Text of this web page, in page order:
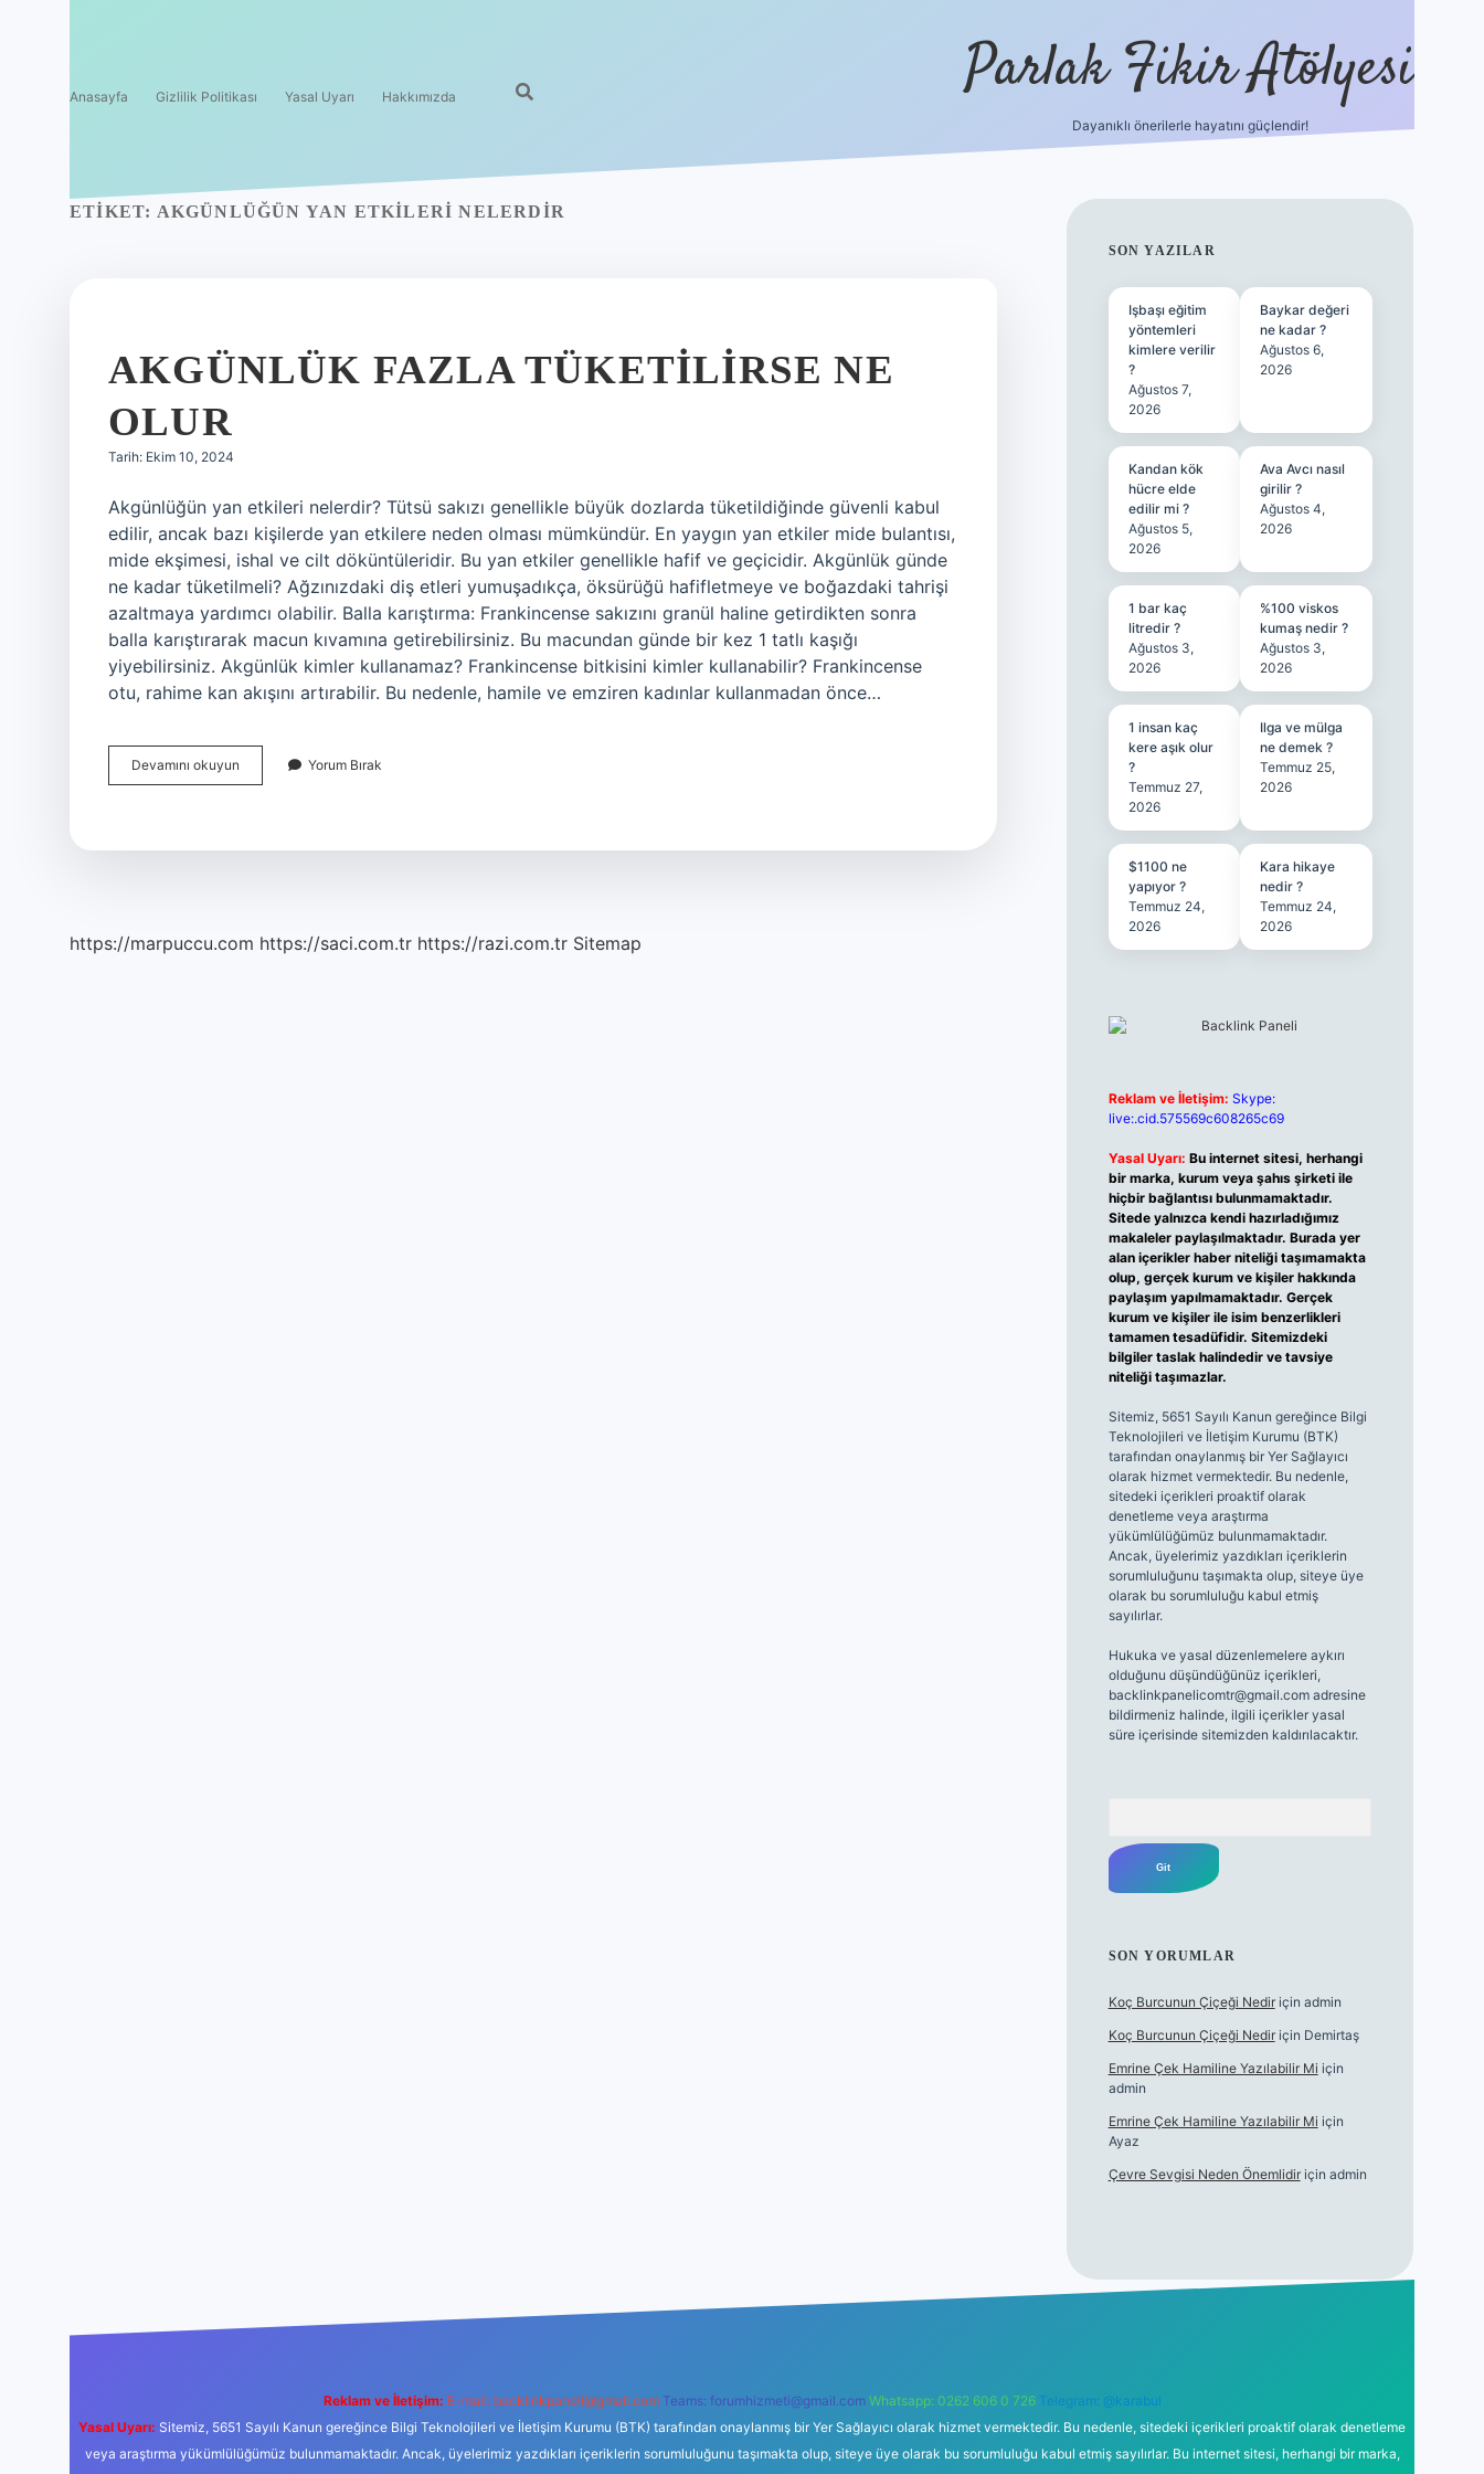
Anasayfa Gizlilik Politikası Yasal Uyarı Hakkımızda Parlak Fikir Atölyesi
Dayanıklı önerilerle hayatını güçlendir!
ETIKET: AKGÜNLÜĞÜN YAN ETKILERI NELERDIR
AKGÜNLÜK FAZLA TÜKETILIRSE NE
OLUR
Tarih: Ekim 10, 2024
Akgünlüğün yan etkileri nelerdir? Tütsü sakızı genellikle büyük dozlarda tüketildiğinde güvenli kabul
edilir, ancak bazı kişilerde yan etkilere neden olması mümkündür. En yaygın yan etkiler mide bulantısı,
mide ekşimesi, ishal ve cilt döküntüleridir. Bu yan etkiler genellikle hafif ve geçicidir. Akgünlük günde
ne kadar tüketilmeli? Ağzınızdaki diş etleri yumuşadıkça, öksürüğü hafifletmeye ve boğazdaki tahrişi
azaltmaya yardımcı olabilir. Balla karıştırma: Frankincense sakızını granül haline getirdikten sonra
balla karıştırarak macun kıvamına getirebilirsiniz. Bu macundan günde bir kez 1 tatlı kaşığı
yiyebilirsiniz. Akgünlük kimler kullanamaz? Frankincense bitkisini kimler kullanabilir? Frankincense
otu, rahime kan akışını artırabilir. Bu nedenle, hamile ve emziren kadınlar kullanmadan önce…
Devamını okuyun Akgünlük
Fazla
Yorum Bırak
https://marpuccu.com https://saci.com.tr https://razi.com.tr Sitemap
SIDEBAR
SON YAZILAR
Işbaşı eğitim
yöntemleri
kimlere verilir
?
Ağustos 7,
2026
Baykar değeri
ne kadar ?
Ağustos 6,
2026
Kandan kök
hücre elde
edilir mi ?
Ağustos 5,
2026
Ava Avcı nasıl
girilir ?
Ağustos 4,
2026
1 bar kaç
litredir ?
Ağustos 3,
2026
%100 viskos
kumaş nedir ?
Ağustos 3,
2026
1 insan kaç
kere aşık olur
?
Temmuz 27,
2026
Ilga ve mülga
ne demek ?
Temmuz 25,
2026
$1100 ne
yapıyor ?
Temmuz 24,
2026
Kara hikaye
nedir ?
Temmuz 24,
2026
Reklam ve İletişim: Skype:
live:.cid.575569c608265c69
Yasal Uyarı: Bu internet sitesi, herhangi
bir marka, kurum veya şahıs şirketi ile
hiçbir bağlantısı bulunmamaktadır.
Sitede yalnızca kendi hazırladığımız
makaleler paylaşılmaktadır. Burada yer
alan içerikler haber niteliği taşımamakta
olup, gerçek kurum ve kişiler hakkında
paylaşım yapılmamaktadır. Gerçek
kurum ve kişiler ile isim benzerlikleri
tamamen tesadüfidir. Sitemizdeki
bilgiler taslak halindedir ve tavsiye
niteliği taşımazlar.
Sitemiz, 5651 Sayılı Kanun gereğince Bilgi
Teknolojileri ve İletişim Kurumu (BTK)
tarafından onaylanmış bir Yer Sağlayıcı
olarak hizmet vermektedir. Bu nedenle,
sitedeki içerikleri proaktif olarak
denetleme veya araştırma
yükümlülüğümüz bulunmamaktadır.
Ancak, üyelerimiz yazdıkları içeriklerin
sorumluluğunu taşımakta olup, siteye üye
olarak bu sorumluluğu kabul etmiş
sayılırlar.
Hukuka ve yasal düzenlemelere aykırı
olduğunu düşündüğünüz içerikleri,
backlinkpanelicomtr@gmail.comadresine
bildirmeniz halinde, ilgili içerikler yasal
süre içerisinde sitemizden kaldırılacaktır.
SON YORUMLAR
Koç Burcunun Çiçeği Nediriçin admin
Koç Burcunun Çiçeği Nediriçin Demirtaş
Emrine Çek Hamiline Yazılabilir Mi için
admin
Emrine Çek Hamiline Yazılabilir Mi için
Ayaz
Çevre Sevgisi Neden Önemlidiriçin admin
Reklam ve İletişim: E-mail: backlinkpaneli@gmail.com Teams: forumhizmeti@gmail.com Whatsapp: 0262 606 0 726 Telegram: @karabul
Yasal Uyarı: Sitemiz, 5651 Sayılı Kanun gereğince Bilgi Teknolojileri ve İletişim Kurumu (BTK) tarafından onaylanmış bir Yer Sağlayıcı olarak hizmet vermektedir. Bu nedenle, sitedeki içerikleri proaktif olarak denetleme
veya araştırma yükümlülüğümüz bulunmamaktadır. Ancak, üyelerimiz yazdıkları içeriklerin sorumluluğunu taşımakta olup, siteye üye olarak bu sorumluluğu kabul etmiş sayılırlar. Bu internet sitesi, herhangi bir marka,